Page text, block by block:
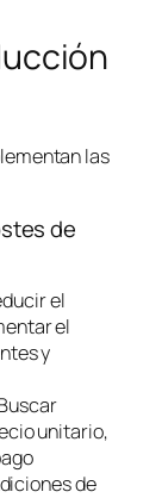
las
de
el
el
y
unitario,
de